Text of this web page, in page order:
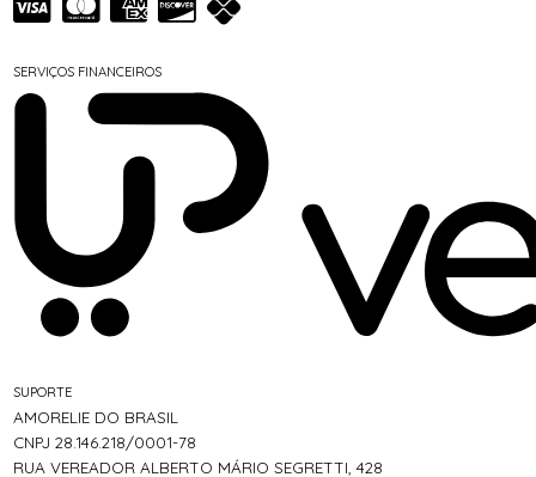
SERVIÇOS FINANCEIROS
SUPORTE
AMORELIE DO BRASIL
CNPJ 28.146.218/0001-78
RUA VEREADOR ALBERTO MÁRIO SEGRETTI, 428